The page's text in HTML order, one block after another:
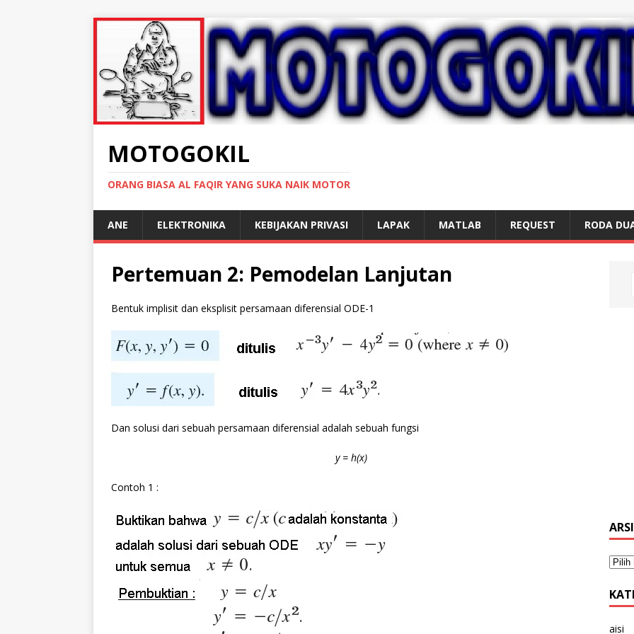
MOTOGOKIL
ORANG BIASA AL FAQIR YANG SUKA NAIK MOTOR
ANE ELEKTRONIKA KEBIJAKAN PRIVASI LAPAK MATLAB REQUEST RODA
Pertemuan 2: Pemodelan Lanjutan
Bentuk implisit dan eksplisit persamaan diferensial ODE-1
Dan solusi dari sebuah persamaan diferensial adalah sebuah fungsi
y = h(x)
Contoh 1 :
aisi